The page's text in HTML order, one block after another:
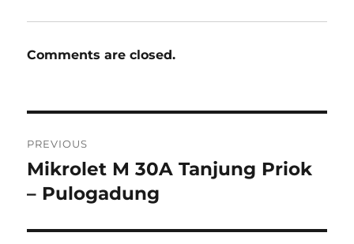
Comments are closed.
navigation
PREVIOUS
Previous
post:
Mikrolet M 30A Tanjung Priok
– Pulogadung